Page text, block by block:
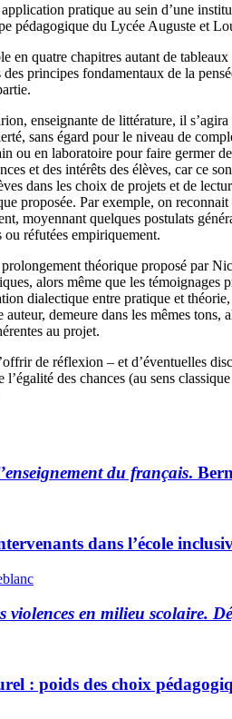
pratique au sein d’une
pédagogique du Lycée Auguste et
quatre chapitres autant de
principes fondamentaux de la
enseignante de littérature, il
sans égard pour le niveau de
ou en laboratoire pour faire germer
et des intérêts des élèves, car ce
dans les choix de projets et de
proposée. Par exemple, on
moyennant quelques postulats
réfutées empiriquement.
théorique proposé par
alors même que les
dialectique entre pratique et
demeure dans les mêmes
au projet.
de réflexion – et d’éventuelles
des chances (au sens
du français.
dans l’école
violences en milieu scolaire.
: poids des choix